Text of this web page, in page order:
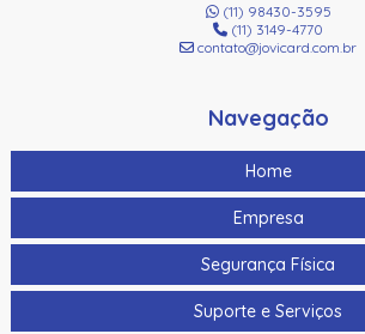
(11) 98430-3595
(11) 3149-4770
contato@jovicard.com.br
Navegação
Home
Empresa
Segurança Física
Suporte e Serviços